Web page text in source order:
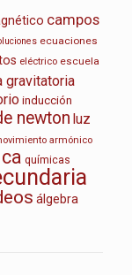
campos
ecuaciones
eléctrico escuela
gravitatoria
inducción
newton luz
armónico
químicas
álgebra